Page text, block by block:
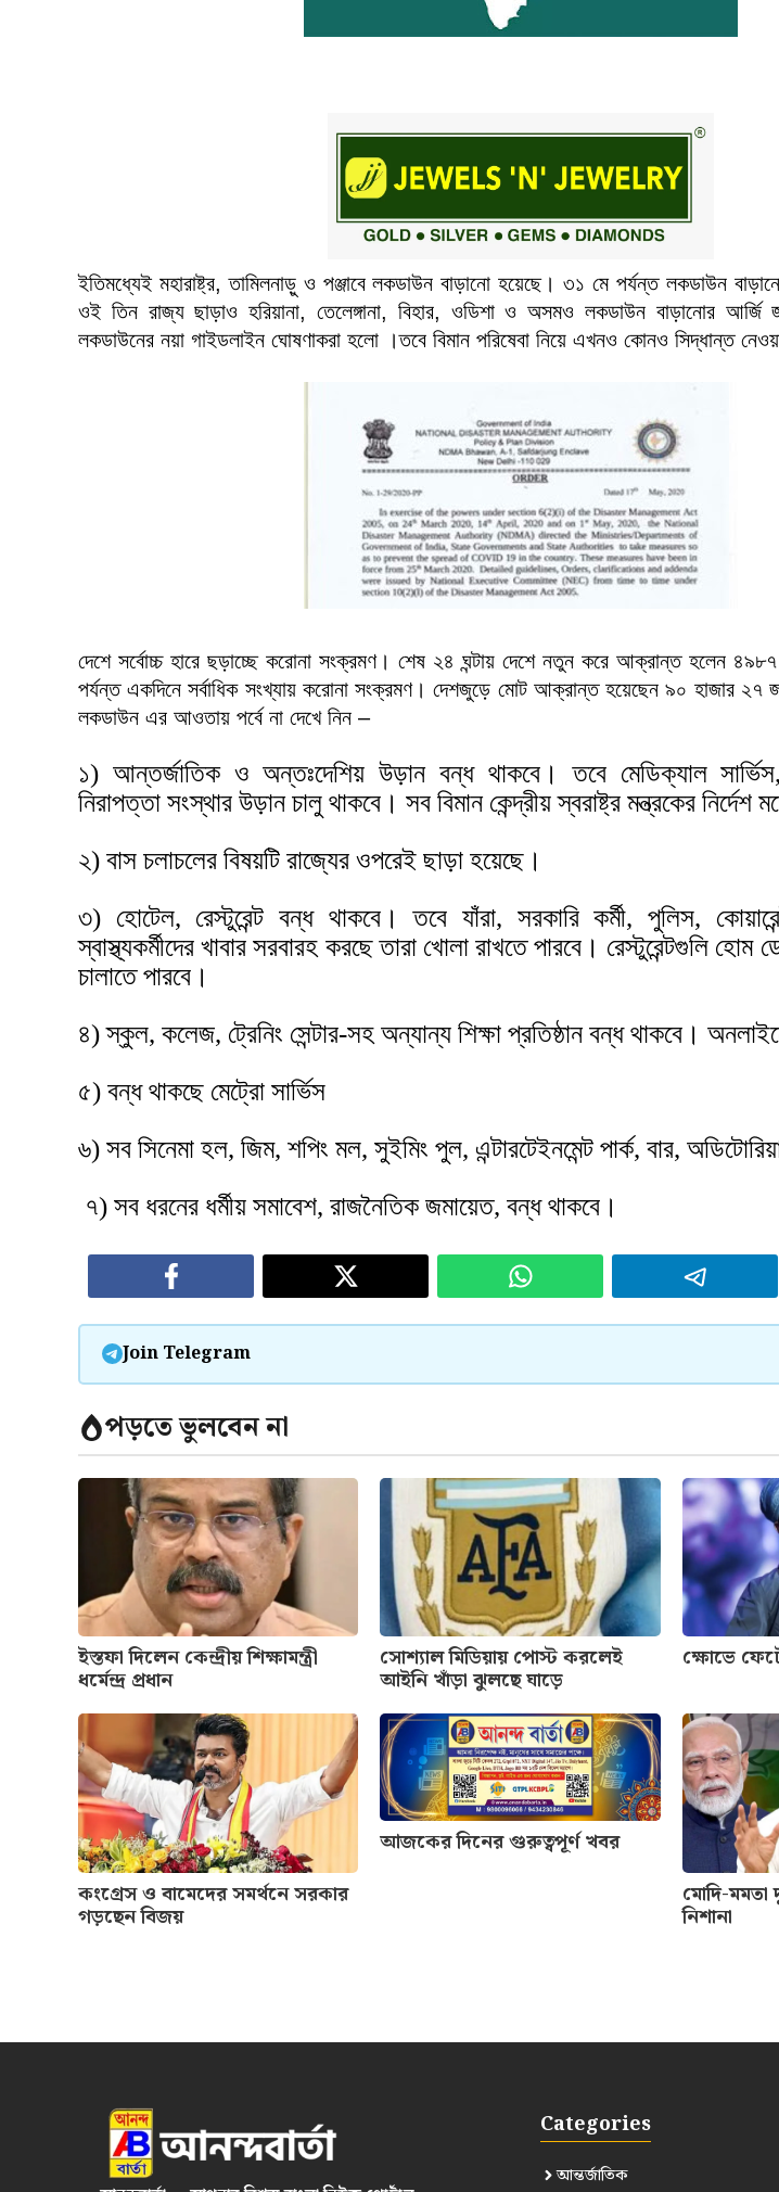
ইতিমধ্যেই মহারাষ্ট্র, তামিলনাড়ু ও পঞ্জাবে লকডাউন বাড়ানো হয়েছে। ৩১ মে পর্যন্ত লকডাউন
ওই তিন রাজ্য ছাড়াও হরিয়ানা, তেলেঙ্গানা, বিহার, ওডিশা ও অসমও লকডাউন বাড়ানোর আর্জি
লকডাউনের নয়া গাইডলাইন ঘোষণাকরা হলো ।তবে বিমান পরিষেবা নিয়ে এখনও কোনও সিদ্ধান্ত
দেশে সর্বোচ্চ হারে ছড়াচ্ছে করোনা সংক্রমণ। শেষ ২৪ ঘন্টায় দেশে নতুন করে আক্রান্ত হলেন
পর্যন্ত একদিনে সর্বাধিক সংখ্যায় করোনা সংক্রমণ। দেশজুড়ে মোট আক্রান্ত হয়েছেন ৯০ হাজার ২৭
লকডাউন এর আওতায় পর্বে না দেখে নিন –
১) আন্তর্জাতিক ও অন্তঃদেশিয় উড়ান বন্ধ থাকবে। তবে মেডিক্যাল সার্ভিস,
নিরাপত্তা সংস্থার উড়ান চালু থাকবে। সব বিমান কেন্দ্রীয় স্বরাষ্ট্র মন্ত্রকের নির্দেশ
২) বাস চলাচলের বিষয়টি রাজ্যের ওপরেই ছাড়া হয়েছে।
৩) হোটেল, রেস্টুরেন্ট বন্ধ থাকবে। তবে যাঁরা, সরকারি কর্মী, পুলিস,
স্বাস্থ্যকর্মীদের খাবার সরবারহ করছে তারা খোলা রাখতে পারবে। রেস্টুরেন্টগুলি হোম
চালাতে পারবে।
৪) স্কুল, কলেজ, ট্রেনিং সেন্টার-সহ অন্যান্য শিক্ষা প্রতিষ্ঠান বন্ধ থাকবে।
৫) বন্ধ থাকছে মেট্রো সার্ভিস
৬) সব সিনেমা হল, জিম, শপিং মল, সুইমিং পুল, এন্টারটেইনমেন্ট পার্ক, বার,
৭) সব ধরনের ধর্মীয় সমাবেশ, রাজনৈতিক জমায়েত, বন্ধ থাকবে।
Join Telegram
পড়তে ভুলবেন না
ইস্তফা দিলেন কেন্দ্রীয় শিক্ষামন্ত্রী
ধর্মেন্দ্র প্রধান
সোশ্যাল মিডিয়ায় পোস্ট করলেই
আইনি খাঁড়া ঝুলছে ঘাড়ে
ক্ষোভে
কংগ্রেস ও বামেদের সমর্থনে সরকার
গড়ছেন বিজয়
আজকের দিনের গুরুত্বপূর্ণ খবর
মোদি-
নিশানা
Categories
আন্তর্জাতিক